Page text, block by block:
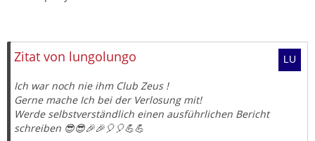
Zitat von lungolungo
Ich war noch nie ihm Club Zeus !
Gerne mache Ich bei der Verlosung mit!
Werde selbstverständlich einen ausführlichen Bericht
schreiben 😎😎🎉🎉🎈🎈💪💪